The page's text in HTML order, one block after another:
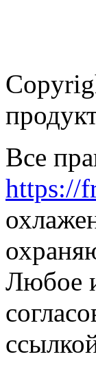
Все
https://
Любое